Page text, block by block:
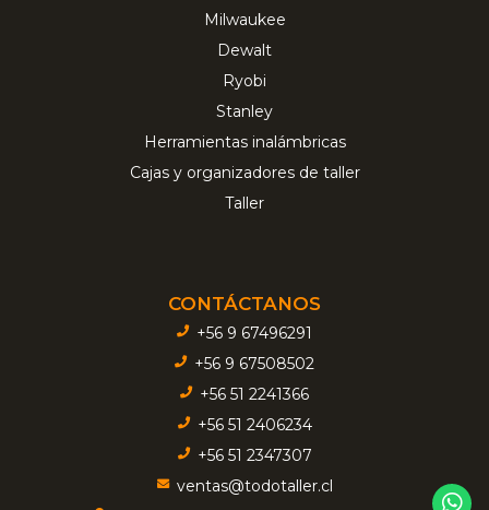
Milwaukee
Dewalt
Ryobi
Stanley
Herramientas inalámbricas
Cajas y organizadores de taller
Taller
CONTÁCTANOS
+56 9 67496291
+56 9 67508502
+56 51 2241366
+56 51 2406234
+56 51 2347307
ventas@todotaller.cl